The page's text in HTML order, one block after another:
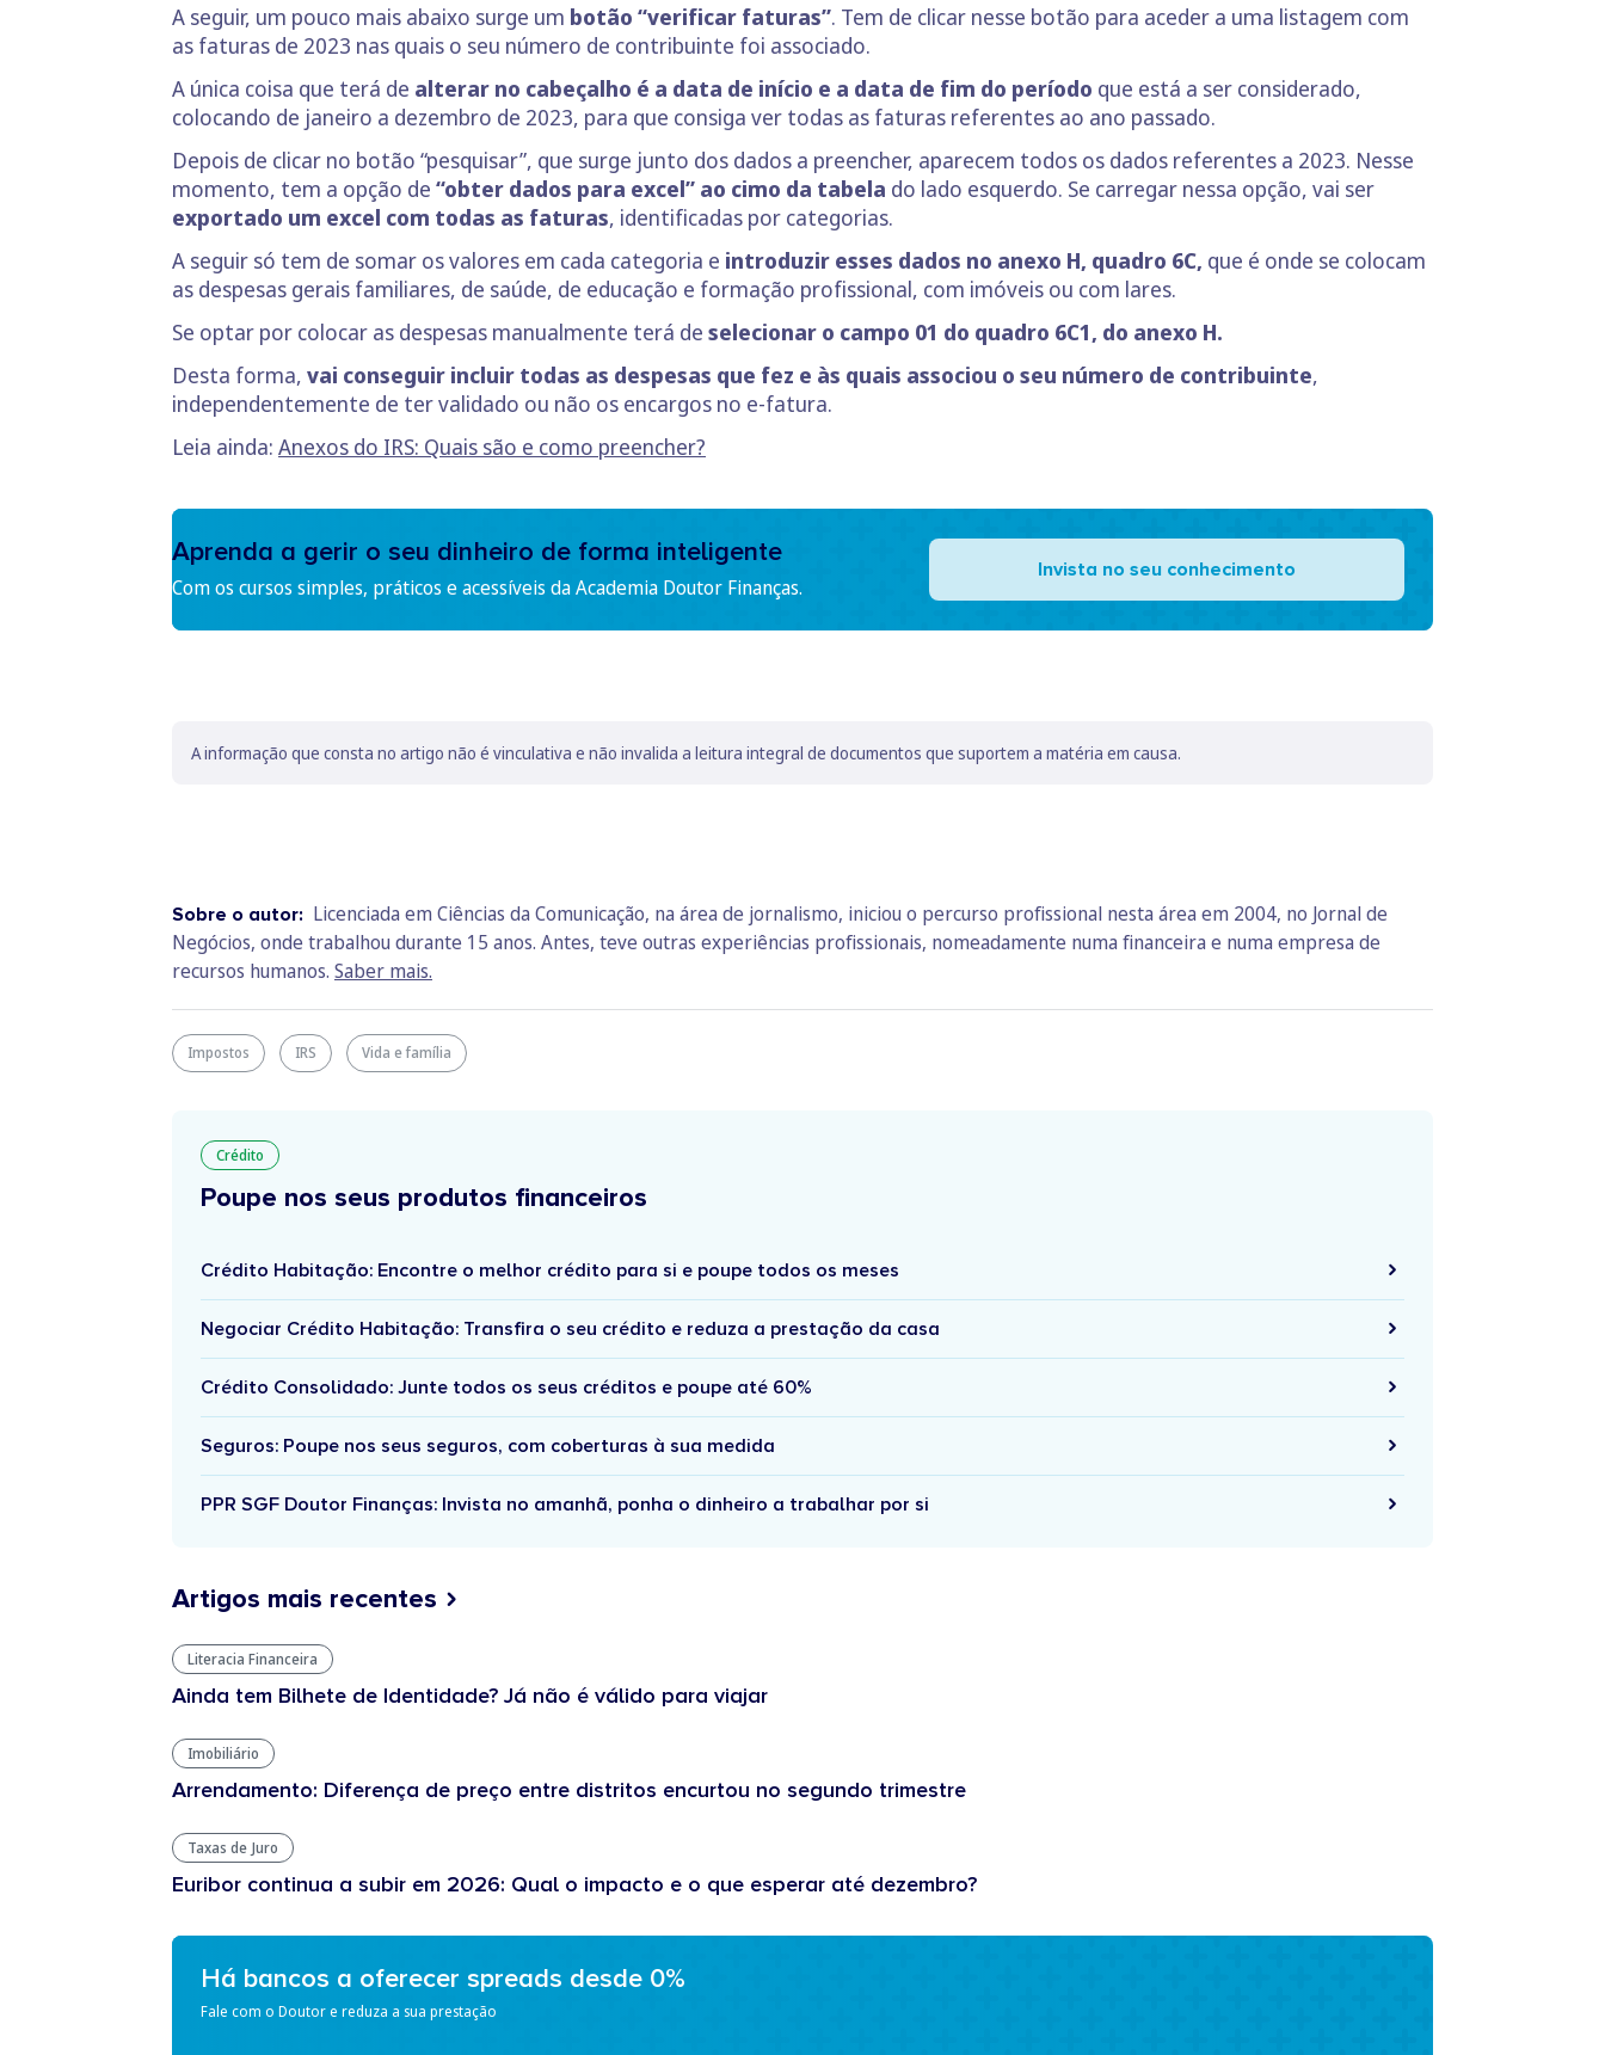
A seguir, um pouco mais abaixo surge um botão “verificar faturas”. Tem de clicar nesse botão para aceder a uma listagem com
as faturas de 2023 nas quais o seu número de contribuinte foi associado.
A única coisa que terá de alterar no cabeçalho é a data de início e a data de fim do período que está a ser considerado,
colocando de janeiro a dezembro de 2023, para que consiga ver todas as faturas referentes ao ano passado.
Depois de clicar no botão “pesquisar”, que surge junto dos dados a preencher, aparecem todos os dados referentes a 2023. Nesse
momento, tem a opção de “obter dados para excel” ao cimo da tabela do lado esquerdo. Se carregar nessa opção, vai ser
exportado um excel com todas as faturas, identificadas por categorias.
A seguir só tem de somar os valores em cada categoria e introduzir esses dados no anexo H, quadro 6C, que é onde se colocam
as despesas gerais familiares, de saúde, de educação e formação profissional, com imóveis ou com lares.
Se optar por colocar as despesas manualmente terá de selecionar o campo 01 do quadro 6C1, do anexo H.
Desta forma, vai conseguir incluir todas as despesas que fez e às quais associou o seu número de contribuinte,
independentemente de ter validado ou não os encargos no e-fatura.
Leia ainda: Anexos do IRS: Quais são e como preencher?
Aprenda a gerir o seu dinheiro de forma inteligente
Com os cursos simples, práticos e acessíveis da Academia Doutor Finanças.
Invista no seu conhecimento
A informação que consta no artigo não é vinculativa e não invalida a leitura integral de documentos que suportem a matéria em causa.
Sobre o autor: Licenciada em Ciências da Comunicação, na área de jornalismo, iniciou o percurso profissional nesta área em 2004, no Jornal de
Negócios, onde trabalhou durante 15 anos. Antes, teve outras experiências profissionais, nomeadamente numa financeira e numa empresa de
recursos humanos. Saber mais.
Impostos IRS Vida e família
Crédito
Poupe nos seus produtos financeiros
Crédito Habitação: Encontre o melhor crédito para si e poupe todos os meses
Negociar Crédito Habitação: Transfira o seu crédito e reduza a prestação da casa
Crédito Consolidado: Junte todos os seus créditos e poupe até 60%
Seguros: Poupe nos seus seguros, com coberturas à sua medida
PPR SGF Doutor Finanças: Invista no amanhã, ponha o dinheiro a trabalhar por si
Artigos mais recentes
Literacia Financeira
Ainda tem Bilhete de Identidade? Já não é válido para viajar
Imobiliário
Arrendamento: Diferença de preço entre distritos encurtou no segundo trimestre
Taxas de Juro
Euribor continua a subir em 2026: Qual o impacto e o que esperar até dezembro?
Há bancos a oferecer spreads desde 0%
Fale com o Doutor e reduza a sua prestação